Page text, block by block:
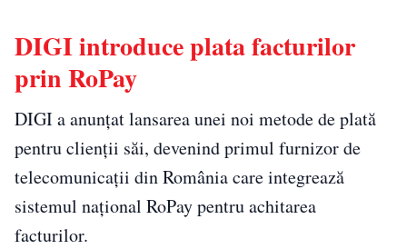
DIGI introduce plata facturilor
prin RoPay
DIGI a anunțat lansarea unei noi metode de plată
pentru clienții săi, devenind primul furnizor de
telecomunicații din România care integrează
sistemul național RoPay pentru achitarea
facturilor.